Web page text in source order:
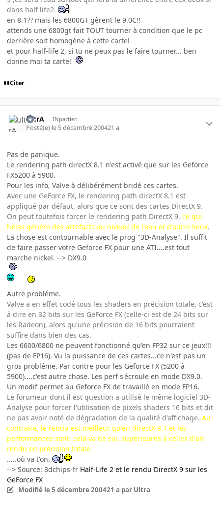
dans half life2.
en 8.1?? mais les 6800GT gèrent le 9.0C!!
attends une 6800gt fait TOUT tourner à condition que le pc
derrière soit homogène à cette carte!
et pour half-life 2, si tu ne peux pas le faire tourner... ben
donne moi ta carte!
Citer
UltrA INpactien
Posté(e) le 5 décembre 200421 a
Pas de panique.
Le rendering path directX 8.1 n'est activé que sur les Geforce
FX5200 à 5900.
Pour les info, Valve à délibérément bridé ces cartes.
Avec une GeForce FX, le rendering path directX 8.1 est
appliqué par défaut, alors que ce sont des cartes DirectX 9.
On peut toutefois forcer le rendering path DirectX 9, ce qui
hélas génère des artefacts au niveau de l'eau et d'autre lieux.
La chose est contournable avec le prog "3D-Analyse". Il suffit
de faire passer votre Geforce FX pour une ATI....est tout
marche nickel. --> DX9.0
Autre probléme.
Valve a en effet codé tous les shaders en précision totale, c'est
à dire en 32 bits sur les GeForce FX (celle-ci est de 24 bits sur
les Radeon), alors qu'une précision de 16 bits pourraient
suffire dans bien des cas.
Les 6600/6800 ne peuvent fonctionné qu'en FP32 sur ce jeux!!!
(pas de FP16). Vu la puissance de ces cartes...ce n'est pas un
gros probléme. Par contre pour les Geforce FX (5200 à
5900)....c'est autre chose. Les perf s'écroule en mode DX9.0.
Un modif permet au Geforce FX de travaillé en mode FP16.
Le forumeur dont il est question a utilisé le même logiciel 3D-
Analyse pour forcer l'utilisation de pixels shaders 16 bits et dit
ne pas avoir noté de dégradation de la qualité d'affichage. Au
contraire, le rendu est meilleur qu'en directX 8.1 et les
performances sont, cela va de soi, supérieures à celles d'un
rendu en précision totale.
.....où va t'on.
--> Source: 3dchips-fr Half-Life 2 et le rendu DirectX 9 sur les
GeForce FX
Modifié le 5 décembre 200421 a par Ultra